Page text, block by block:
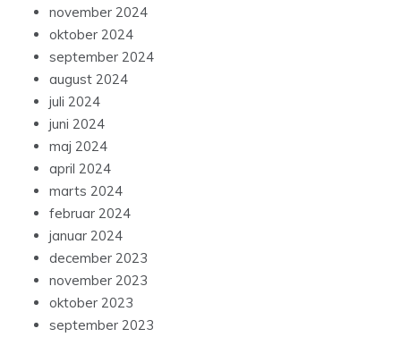
november 2024
oktober 2024
september 2024
august 2024
juli 2024
juni 2024
maj 2024
april 2024
marts 2024
februar 2024
januar 2024
december 2023
november 2023
oktober 2023
september 2023